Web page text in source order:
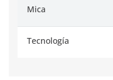
Mica
Tecnología